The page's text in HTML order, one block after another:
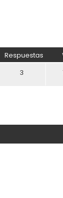
Respuestas
3